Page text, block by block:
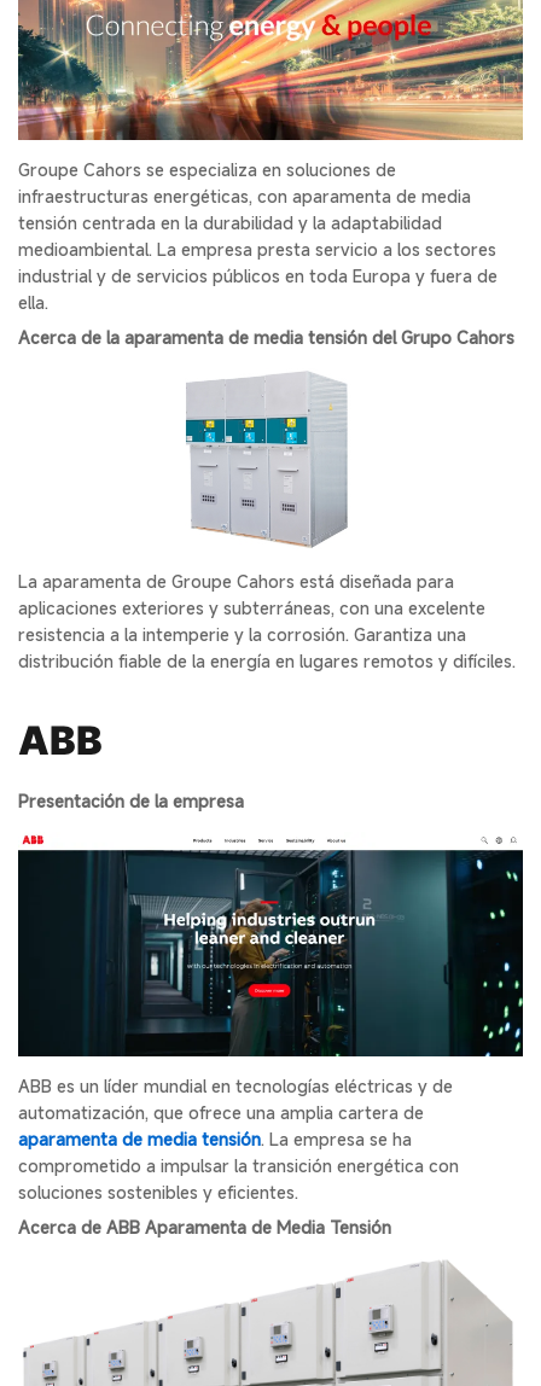
Groupe Cahors se especializa en soluciones de
infraestructuras energéticas, con aparamenta de media
tensión centrada en la durabilidad y la adaptabilidad
medioambiental. La empresa presta servicio a los sectores
industrial y de servicios públicos en toda Europa y fuera de
ella.
Acerca de la aparamenta de media tensión del Grupo Cahors
La aparamenta de Groupe Cahors está diseñada para
aplicaciones exteriores y subterráneas, con una excelente
resistencia a la intemperie y la corrosión. Garantiza una
distribución fiable de la energía en lugares remotos y difíciles.
ABB
Presentación de la empresa
ABB es un líder mundial en tecnologías eléctricas y de
automatización, que ofrece una amplia cartera de
aparamenta de media tensión. La empresa se ha
comprometido a impulsar la transición energética con
soluciones sostenibles y eficientes.
Acerca de ABB Aparamenta de Media Tensión